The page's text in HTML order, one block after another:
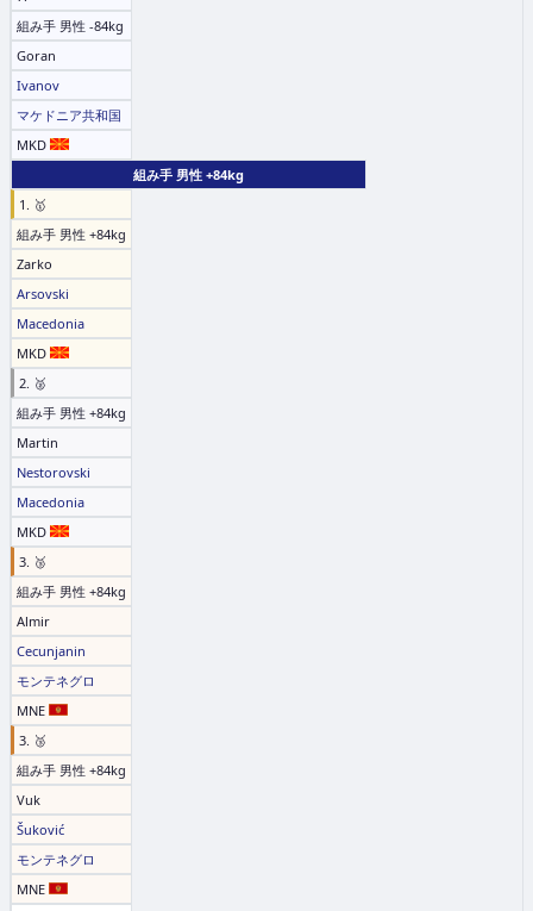
組み手 男性 -84kg
Goran
Ivanov
マケドニア共和国
MKD
組み手 男性 +84kg
1. 🥇
組み手 男性 +84kg
Zarko
Arsovski
Macedonia
MKD
2. 🥈
組み手 男性 +84kg
Martin
Nestorovski
Macedonia
MKD
3. 🥉
組み手 男性 +84kg
Almir
Cecunjanin
モンテネグロ
MNE
3. 🥉
組み手 男性 +84kg
Vuk
Šuković
モンテネグロ
MNE